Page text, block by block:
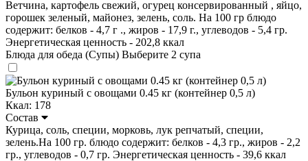
Ветчина, картофель свежий, огурец консервированный , яйцо,
горошек зеленый, майонез, зелень, соль. На 100 гр блюдо
содержит: белков - 4,7 г ., жиров - 17,9 г., углеводов - 5,4 гр.
Энергетическая ценность - 202,8 ккал
Блюда для обеда (Супы) Выберите 2 супа
Бульон куриный с овощами 0.45 кг (контейнер 0,5 л)
Ккал: 178
Состав
Курица, соль, специи, морковь, лук репчатый, специи,
зелень.На 100 гр. блюдо содержит: белков - 4,3 гр., жиров - 2,2
гр., углеводов - 0,7 гр. Энергетическая ценность - 39,6 ккал